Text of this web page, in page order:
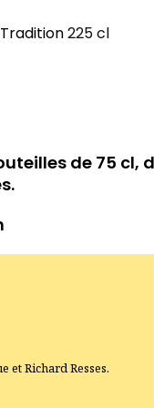
225 cl
de 75 cl,
et Richard Resses.